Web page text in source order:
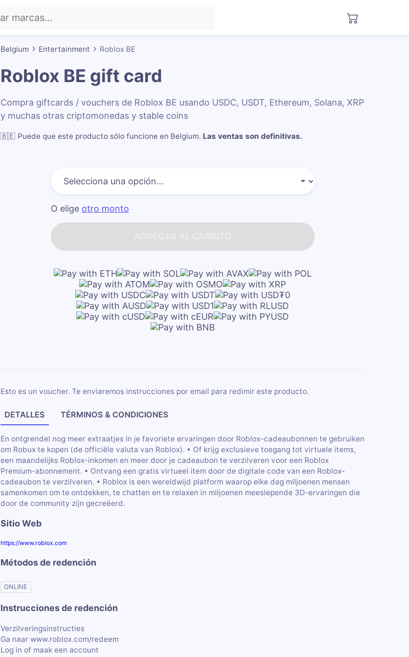
Belgium Entertainment Roblox BE
Roblox BE gift card
Compra giftcards / vouchers de Roblox BE usando USDC, USDT, Ethereum, Solana, XRP
y muchas otras criptomonedas y stable coins
🇧🇪 Puede que este producto sólo funcione en Belgium. Las ventas son definitivas.
O elige otro monto
Esto es un voucher. Te enviaremos instrucciones por email para redimir este producto.
DETALLES TÉRMINOS & CONDICIONES
En ontgrendel nog meer extraatjes in je favoriete ervaringen door Roblox-cadeaubonnen te gebruiken
om Robux te kopen (de officiële valuta van Roblox). • Of krijg exclusieve toegang tot virtuele items,
een maandelijks Roblox-inkomen en meer door je cadeaubon te verzilveren voor een Roblox
Premium-abonnement. • Ontvang een gratis virtueel item door de digitale code van een Roblox-
cadeaubon te verzilveren. • Roblox is een wereldwijd platform waarop elke dag miljoenen mensen
samenkomen om te ontdekken, te chatten en te relaxen in miljoenen meeslepende 3D-ervaringen die
door de community zijn gecreëerd.
Sitio Web
https://www.roblox.com
Métodos de redención
ONLINE
Instrucciones de redención
Verzilveringsinstructies
Ga naar www.roblox.com/redeem
Log in of maak een account